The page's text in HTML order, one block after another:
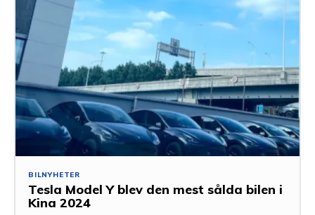
BILNYHETER
Tesla Model Y blev den mest sålda bilen i
Kina 2024